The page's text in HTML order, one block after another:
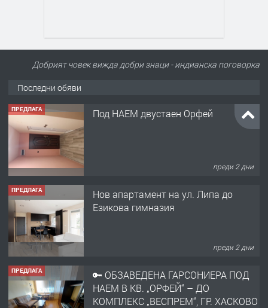
Добрият човек вижда добри знаци - индианска поговорка
Последни обяви
ПРЕДЛАГА Под НАЕМ двустаен Орфей
преди 2 дни
ПРЕДЛАГА
Нов апартамент на ул. Липа до
Езикова гимназия
преди 2 дни
ПРЕДЛАГА
🔑 ОБЗАВЕДЕНА ГАРСОНИЕРА ПОД
НАЕМ В КВ. „ОРФЕЙ“ – ДО
КОМПЛЕКС „ВЕСПРЕМ“, ГР. ХАСКОВО